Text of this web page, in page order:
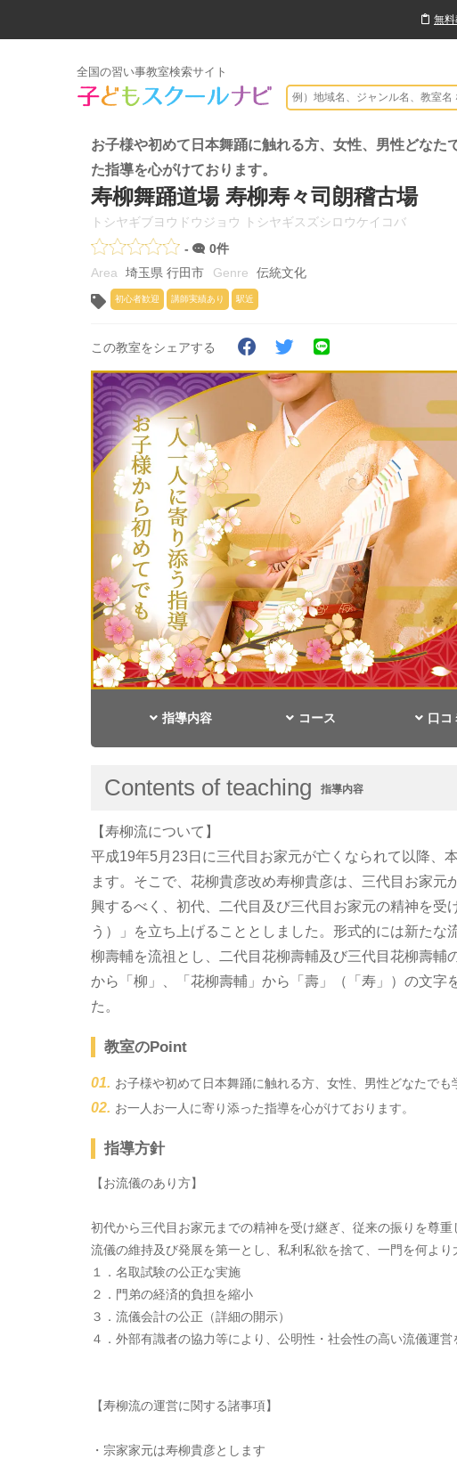
無料
全国の習い事教室検索サイト
お子様や初めて日本舞踊に触れる方、女性、男性どな
た指導を心がけております。
寿柳舞踊道場 寿柳寿々司朗稽古場
トシヤギブヨウドウジョウ トシヤギスズシロウケイコバ
-
0件
埼玉県 行田市
伝統文化
初心者歓迎 講師実績あり 駅近
この教室をシェアする
指導内容 コース 口コ
Contents of teaching 指導内容
【寿柳流について】
平成19年5月23日に三代目お家元が亡くなられて以降、
ます。そこで、花柳貴彦改め寿柳貴彦は、三代目お家
興するべく、初代、二代目及び三代目お家元の精神を受
う）」を立ち上げることとしました。形式的には新た
柳壽輔を流祖とし、二代目花柳壽輔及び三代目花柳壽輔
から「柳」、「花柳壽輔」から「壽」（「寿」）の文字
た。
教室のPoint
お子様や初めて日本舞踊に触れる方、女性、男性どなたでも
お一人お一人に寄り添った指導を心がけております。
指導方針
【お流儀のあり方】
初代から三代目お家元までの精神を受け継ぎ、従来の振りを尊
流儀の維持及び発展を第一とし、私利私欲を捨て、一門を何より
１．名取試験の公正な実施
２．門弟の経済的負担を縮小
３．流儀会計の公正（詳細の開示）
４．外部有識者の協力等により、公明性・社会性の高い流儀運営
【寿柳流の運営に関する諸事項】
・宗家家元は寿柳貴彦とします